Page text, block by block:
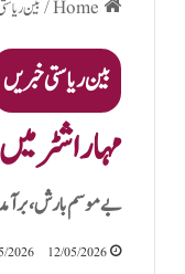
/بین
بین ریاستی خبریں
مہاراشٹر میں
بے موسم بارش،
12/05/2026
2026